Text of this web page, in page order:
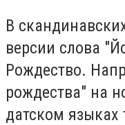
В
версии слова
Рождество.
рождества" на
датском языках